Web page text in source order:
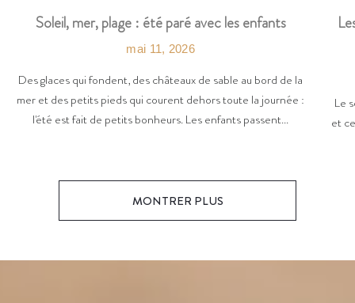
Soleil, mer, plage : été paré avec les enfants
mai 11, 2026
Des glaces qui fondent, des châteaux de sable au bord de la
mer et des petits pieds qui courent dehors toute la journée :
l'été est fait de petits bonheurs. Les enfants passent...
Le
et
MONTRER PLUS